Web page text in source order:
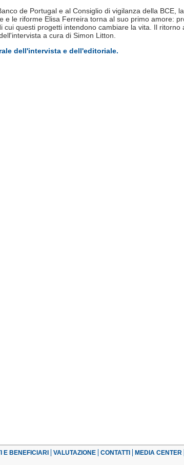
de Portugal e al Consiglio di vigilanza della BCE,
e le riforme Elisa Ferreira torna al suo primo amore:
cui questi progetti intendono cambiare la vita. Il ritorno
a cura di Simon Litton.
dell'intervista e dell'editoriale.
E BENEFICIARI VALUTAZIONE CONTATTI MEDIA CENTER